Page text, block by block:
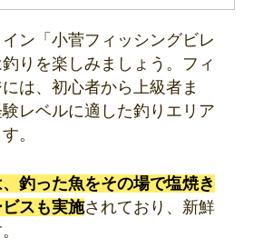
ン「小菅フィッシングビレ
りを楽しみましょう。フィ
は、初心者から上級者ま
レベルに適した釣りエリア
。
釣った魚をその場で塩焼き
スも実施されており、新鮮